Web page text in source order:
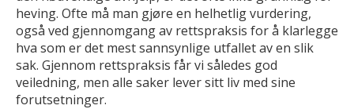
heving. Ofte må man gjøre en helhetlig vurdering,
også ved gjennomgang av rettspraksis for å klarlegge
hva som er det mest sannsynlige utfallet av en slik
sak. Gjennom rettspraksis får vi således god
veiledning, men alle saker lever sitt liv med sine
forutsetninger.